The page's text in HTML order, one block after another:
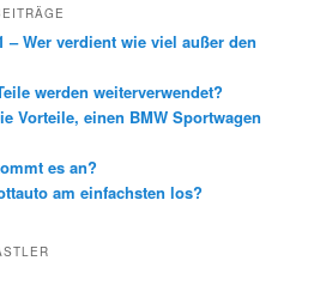
– Wer verdient wie viel außer den
werden weiterverwendet?
Vorteile, einen BMW Sportwagen
es an?
am einfachsten los?